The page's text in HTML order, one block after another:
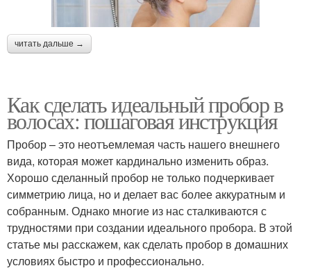
читать дальше →
Как сделать идеальный пробор в
волосах: пошаговая инструкция
Пробор – это неотъемлемая часть нашего внешнего
вида, которая может кардинально изменить образ.
Хорошо сделанный пробор не только подчеркивает
симметрию лица, но и делает вас более аккуратным и
собранным. Однако многие из нас сталкиваются с
трудностями при создании идеального пробора. В этой
статье мы расскажем, как сделать пробор в домашних
условиях быстро и профессионально.